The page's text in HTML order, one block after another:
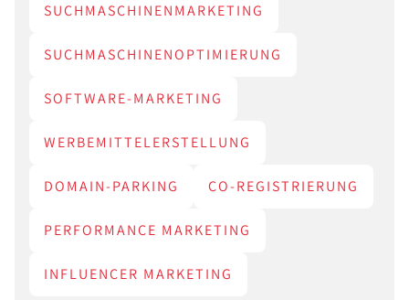
SUCHMASCHINENMARKETING
SUCHMASCHINENOPTIMIERUNG
SOFTWARE-MARKETING
WERBEMITTELERSTELLUNG
DOMAIN-PARKING CO-REGISTRIERUNG
PERFORMANCE MARKETING
INFLUENCER MARKETING